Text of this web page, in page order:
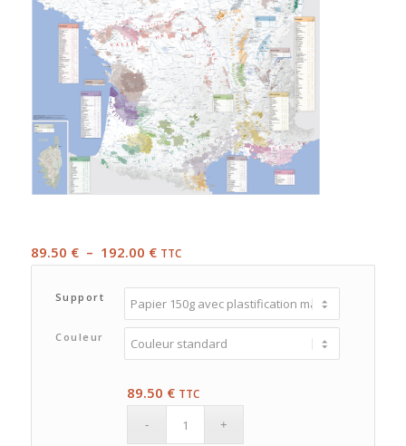
89.50 € – 192.00 €Plage
89.50 €
à
192.00 €
TTC
Support
Couleur
89.50 € TTC